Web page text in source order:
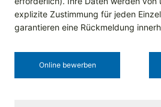
explizite Zustimmung für jeden
garantieren eine Rückmeldung
Online bewerben